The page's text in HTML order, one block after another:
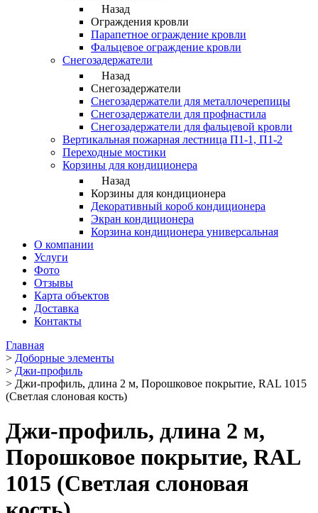
Назад
Ограждения кровли
Парапетное ограждение кровли
Фальцевое ограждение кровли
Снегозадержатели
Назад
Снегозадержатели
Снегозадержатели для металлочерепицы
Снегозадержатели для профнастила
Снегозадержатели для фальцевой кровли
Вертикальная пожарная лестница П1-1, П1-2
Переходные мостики
Корзины для кондиционера
Назад
Корзины для кондиционера
Декоративный короб кондиционера
Экран кондиционера
Корзина кондиционера универсальная
О компании
Услуги
Фото
Отзывы
Карта объектов
Доставка
Контакты
Главная
> Доборные элементы
> Джи-профиль
> Джи-профиль, длина 2 м, Порошковое покрытие, RAL 1015
(Светлая слоновая кость)
Джи-профиль, длина 2 м,
Порошковое покрытие, RAL
1015 (Светлая слоновая